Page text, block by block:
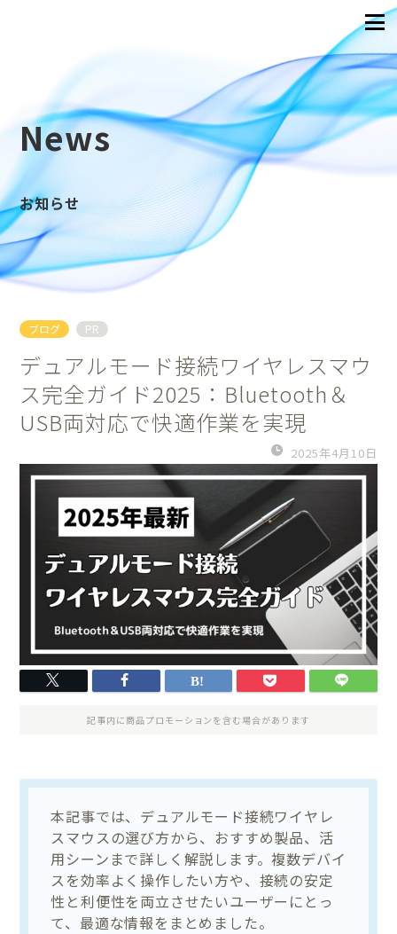
News
お知らせ
ブログ PR
デュアルモード接続ワイヤレスマウ
ス完全ガイド2025：Bluetooth＆
USB両対応で快適作業を実現
2025年4月10日
記事内に商品プロモーションを含む場合があります
本記事では、デュアルモード接続ワイヤレ
スマウスの選び方から、おすすめ製品、活
用シーンまで詳しく解説します。複数デバイ
スを効率よく操作したい方や、接続の安定
性と利便性を両立させたいユーザーにとっ
て、最適な情報をまとめました。